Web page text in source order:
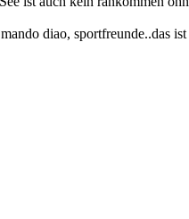
diao, sportfreunde..das